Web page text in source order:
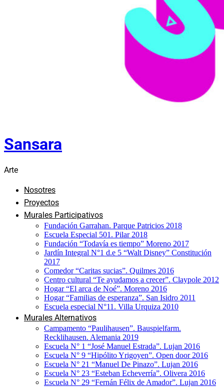
Sansara
Arte
Nosotres
Proyectos
Murales Participativos
Fundación Garrahan. Parque Patricios 2018
Escuela Especial 501. Pilar 2018
Fundación “Todavía es tiempo” Moreno 2017
Jardín Integral N°1 d.e 5 “Walt Disney” Constitución
2017
Comedor “Caritas sucias”. Quilmes 2016
Centro cultural “Te ayudamos a crecer”. Claypole 2012
Hogar “El arca de Noé”. Moreno 2016
Hogar “Familias de esperanza”. San Isidro 2011
Escuela especial N°11. Villa Urquiza 2010
Murales Alternativos
Campamento “Paulihausen”. Bauspielfarm.
Recklihausen. Alemania 2019
Escuela N° 1 “José Manuel Estrada”. Lujan 2016
Escuela N° 9 “Hipólito Yrigoyen”. Open door 2016
Escuela N° 21 “Manuel De Pinazo”. Lujan 2016
Escuela N° 23 “Esteban Echeverría”. Olivera 2016
Escuela N° 29 “Fernán Félix de Amador”. Lujan 2016